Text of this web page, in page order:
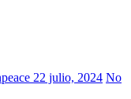
22 julio, 2024 No